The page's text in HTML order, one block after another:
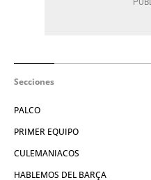
Secciones
PALCO
PRIMER EQUIPO
CULEMANIACOS
HABLEMOS DEL BARÇA